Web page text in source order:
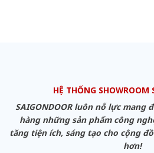
HỆ THỐNG SHOWROOM
SAIGONDOOR luôn nỗ lực mang
hàng những sản phẩm công
tăng tiện ích, sáng tạo cho cộng
hơn!